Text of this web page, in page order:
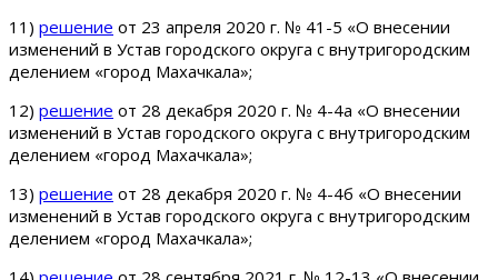
11) решение от 23 апреля 2020 г. № 41-5 «О внесении
изменений в Устав городского округа с внутригородским
делением «город Махачкала»;
12) решение от 28 декабря 2020 г. № 4-4а «О внесении
изменений в Устав городского округа с внутригородским
делением «город Махачкала»;
13) решение от 28 декабря 2020 г. № 4-4б «О внесении
изменений в Устав городского округа с внутригородским
делением «город Махачкала»;